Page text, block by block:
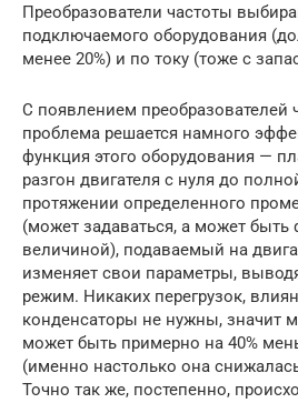
Преобразователи частоты
подключаемого оборудования
менее 20%) и по току (тоже с
С появлением преобразователей
проблема решается намного
функция этого оборудования —
разгон двигателя с нуля до
протяжении определенного
(может задаваться, а может быть
величиной), подаваемый на
изменяет свои параметры,
режим. Никаких перегрузок,
конденсаторы не нужны, значит
может быть примерно на 40%
(именно настолько она
Точно так же, постепенно,